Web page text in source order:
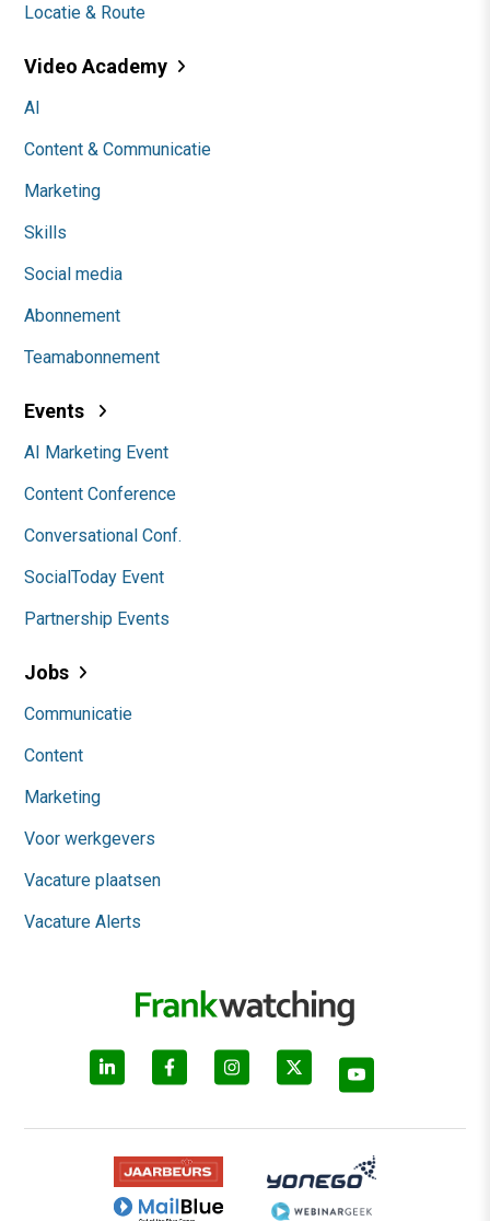
Locatie & Route
Video Academy
AI
Content & Communicatie
Marketing
Skills
Social media
Abonnement
Teamabonnement
Events
AI Marketing Event
Content Conference
Conversational Conf.
SocialToday Event
Partnership Events
Jobs
Communicatie
Content
Marketing
Voor werkgevers
Vacature plaatsen
Vacature Alerts